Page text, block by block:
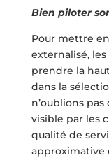
Bien piloter
Pour mettre
externalisé,
prendre la
dans la
n’oublions
visible par les
qualité de
approximative